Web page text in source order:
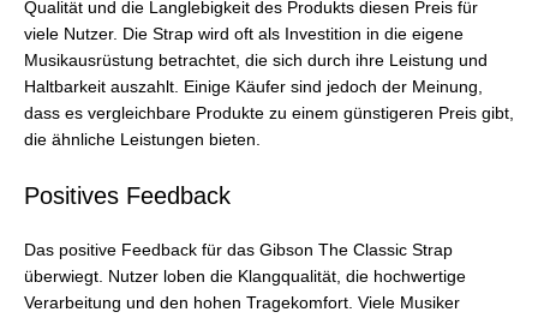
Qualität und die Langlebigkeit des Produkts diesen Preis für
viele Nutzer. Die Strap wird oft als Investition in die eigene
Musikausrüstung betrachtet, die sich durch ihre Leistung und
Haltbarkeit auszahlt. Einige Käufer sind jedoch der Meinung,
dass es vergleichbare Produkte zu einem günstigeren Preis gibt,
die ähnliche Leistungen bieten.
Positives Feedback
Das positive Feedback für das Gibson The Classic Strap
überwiegt. Nutzer loben die Klangqualität, die hochwertige
Verarbeitung und den hohen Tragekomfort. Viele Musiker